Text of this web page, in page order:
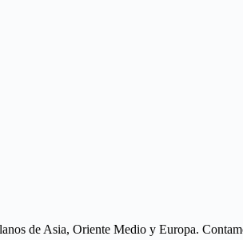
de Asia, Oriente Medio y Europa.